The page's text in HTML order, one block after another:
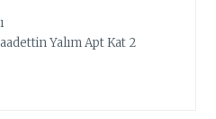
Yalım Apt Kat 2